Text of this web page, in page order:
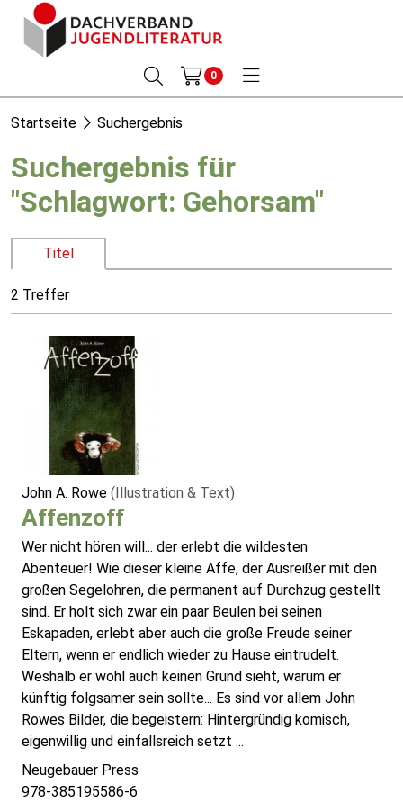
0
Startseite Suchergebnis
Suchergebnis für
"Schlagwort: Gehorsam"
Titel
2 Treffer
John A. Rowe (Illustration & Text)
Affenzoff
Wer nicht hören will... der erlebt die wildesten
Abenteuer! Wie dieser kleine Affe, der Ausreißer mit den
großen Segelohren, die permanent auf Durchzug gestellt
sind. Er holt sich zwar ein paar Beulen bei seinen
Eskapaden, erlebt aber auch die große Freude seiner
Eltern, wenn er endlich wieder zu Hause eintrudelt.
Weshalb er wohl auch keinen Grund sieht, warum er
künftig folgsamer sein sollte... Es sind vor allem John
Rowes Bilder, die begeistern: Hintergründig komisch,
eigenwillig und einfallsreich setzt ...
Neugebauer Press
978-385195586-6